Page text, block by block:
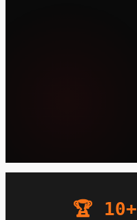
🏆 10+